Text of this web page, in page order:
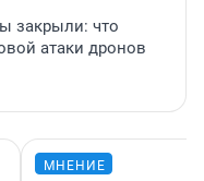
закрыли: что
атаки дронов
МНЕНИЕ